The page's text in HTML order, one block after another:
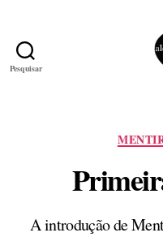
Pesquisar
A introdução de